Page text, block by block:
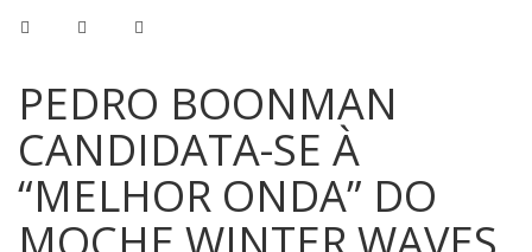
PEDRO BOONMAN
CANDIDATA-SE À
“MELHOR ONDA” DO